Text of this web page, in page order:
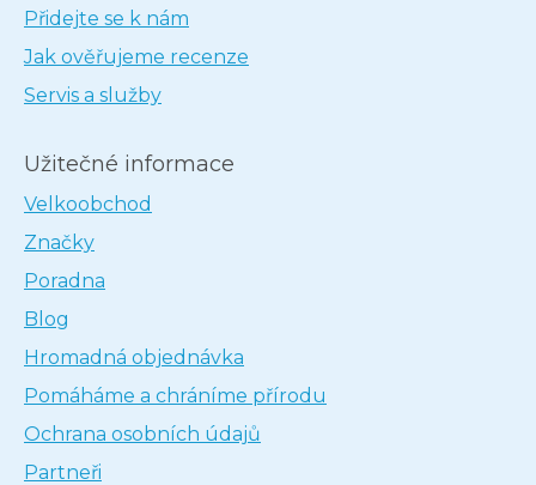
Přidejte se k nám
Jak ověřujeme recenze
Servis a služby
Užitečné informace
Velkoobchod
Značky
Poradna
Blog
Hromadná objednávka
Pomáháme a chráníme přírodu
Ochrana osobních údajů
Partneři